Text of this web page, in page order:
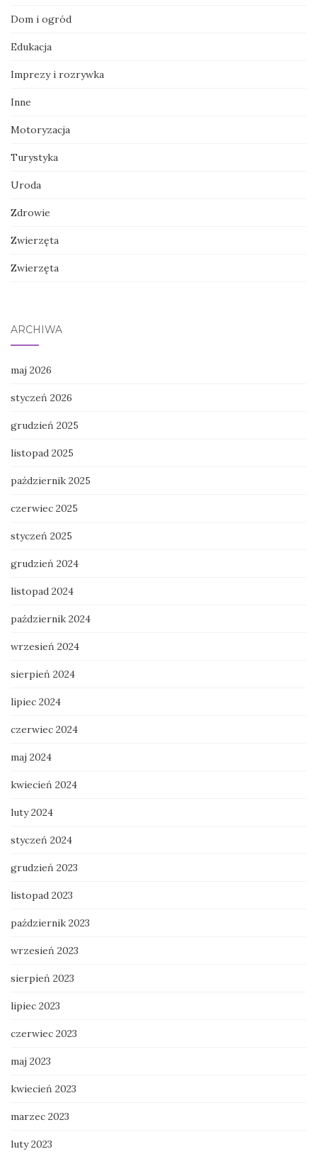
Dom i ogród
Edukacja
Imprezy i rozrywka
Inne
Motoryzacja
Turystyka
Uroda
Zdrowie
Zwierzęta
Zwierzęta
ARCHIWA
maj 2026
styczeń 2026
grudzień 2025
listopad 2025
październik 2025
czerwiec 2025
styczeń 2025
grudzień 2024
listopad 2024
październik 2024
wrzesień 2024
sierpień 2024
lipiec 2024
czerwiec 2024
maj 2024
kwiecień 2024
luty 2024
styczeń 2024
grudzień 2023
listopad 2023
październik 2023
wrzesień 2023
sierpień 2023
lipiec 2023
czerwiec 2023
maj 2023
kwiecień 2023
marzec 2023
luty 2023